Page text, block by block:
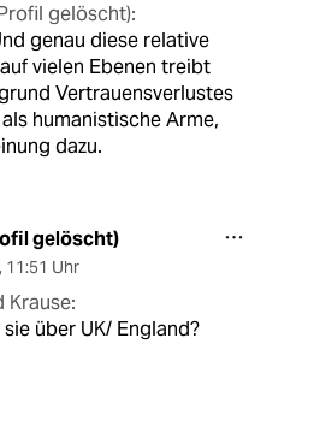
gelöscht):
genau diese relative
vielen Ebenen treibt
Vertrauensverlustes
humanistische Arme,
dazu.
gelöscht)
, 11:51 Uhr
Krause:
über UK/ England?